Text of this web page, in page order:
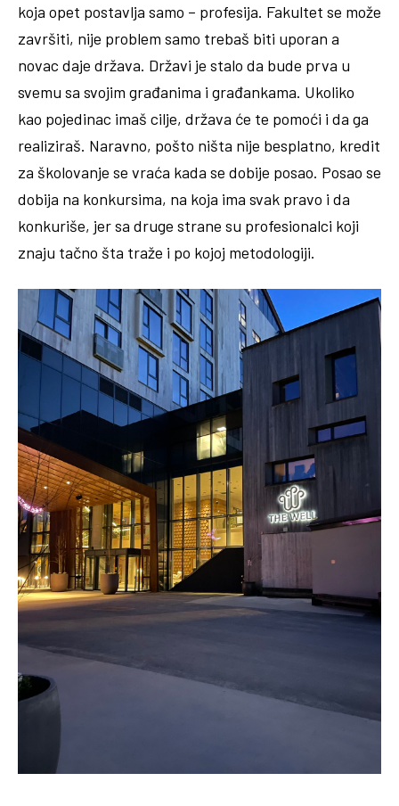
koja opet postavlja samo – profesija. Fakultet se može
završiti, nije problem samo trebaš biti uporan a
novac daje država. Državi je stalo da bude prva u
svemu sa svojim građanima i građankama. Ukoliko
kao pojedinac imaš cilje, država će te pomoći i da ga
realiziraš. Naravno, pošto ništa nije besplatno, kredit
za školovanje se vraća kada se dobije posao. Posao se
dobija na konkursima, na koja ima svak pravo i da
konkuriše, jer sa druge strane su profesionalci koji
znaju tačno šta traže i po kojoj metodologiji.